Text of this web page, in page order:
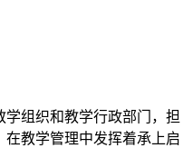
组织和教学行政部门，担
在教学管理中发挥着承上启